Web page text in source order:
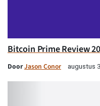
Bitcoin Prime Review
DoorJason Conor augustus